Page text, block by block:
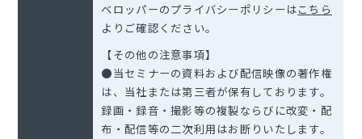
ベロッパーのプライバシーポリシーはこちら
よりご確認ください。
【その他の注意事項】
●当セミナーの資料および配信映像の著作権
は、当社または第三者が保有しております。
録画・録音・撮影等の複製ならびに改変・配
布・配信等の二次利用はお断りいたします。